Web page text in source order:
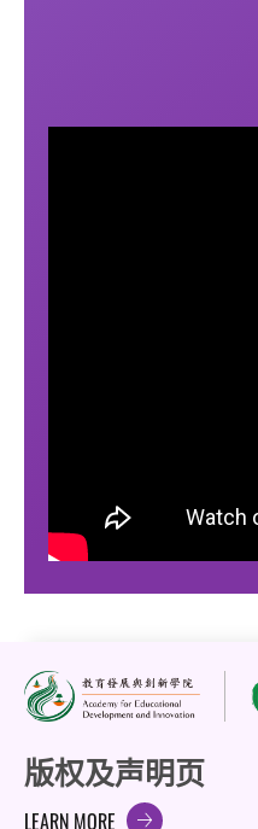
版权及声明页
LEARN MORE